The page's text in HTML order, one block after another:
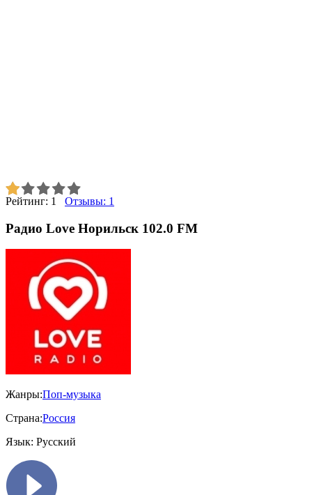
Рейтинг: 1 Отзывы: 1
Радио Love Норильск 102.0 FM
Жанры:Поп-музыка
Страна:Россия
Язык: Русский